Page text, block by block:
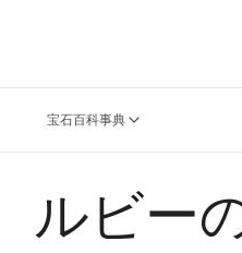
宝石百科事典
ルビー